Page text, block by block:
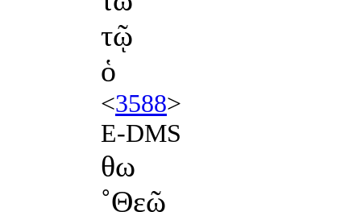
τῷ
ὁ
<3588>
E-DMS
θω
˚Θεῷ